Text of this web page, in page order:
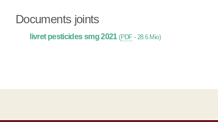
Documents joints
livret pesticides smg 2021 (PDF- 28.6 Mio)